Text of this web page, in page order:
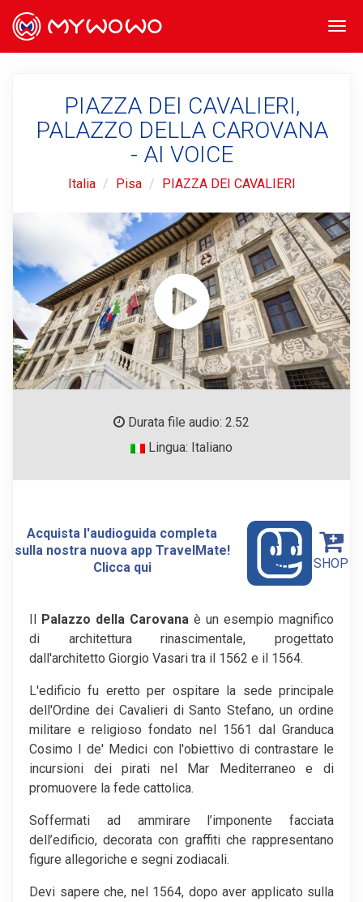
PIAZZA DEI CAVALIERI,
PALAZZO DELLA CAROVANA
- AI VOICE
Italia Pisa PIAZZA DEI CAVALIERI
Durata file audio: 2.52
Lingua: Italiano
Acquista l'audioguida completa
sulla nostra nuova app TravelMate!
Clicca qui
SHOP
Il Palazzo della Carovana è un esempio magnifico
di architettura rinascimentale, progettato
dall'architetto Giorgio Vasari tra il 1562 e il 1564.
L'edificio fu eretto per ospitare la sede principale
dell'Ordine dei Cavalieri di Santo Stefano, un ordine
militare e religioso fondato nel 1561 dal Granduca
Cosimo I de' Medici con l'obiettivo di contrastare le
incursioni dei pirati nel Mar Mediterraneo e di
promuovere la fede cattolica.
Soffermati ad ammirare l’imponente facciata
dell’edificio, decorata con graffiti che rappresentano
figure allegoriche e segni zodiacali.
Devi sapere che, nel 1564, dopo aver applicato sulla